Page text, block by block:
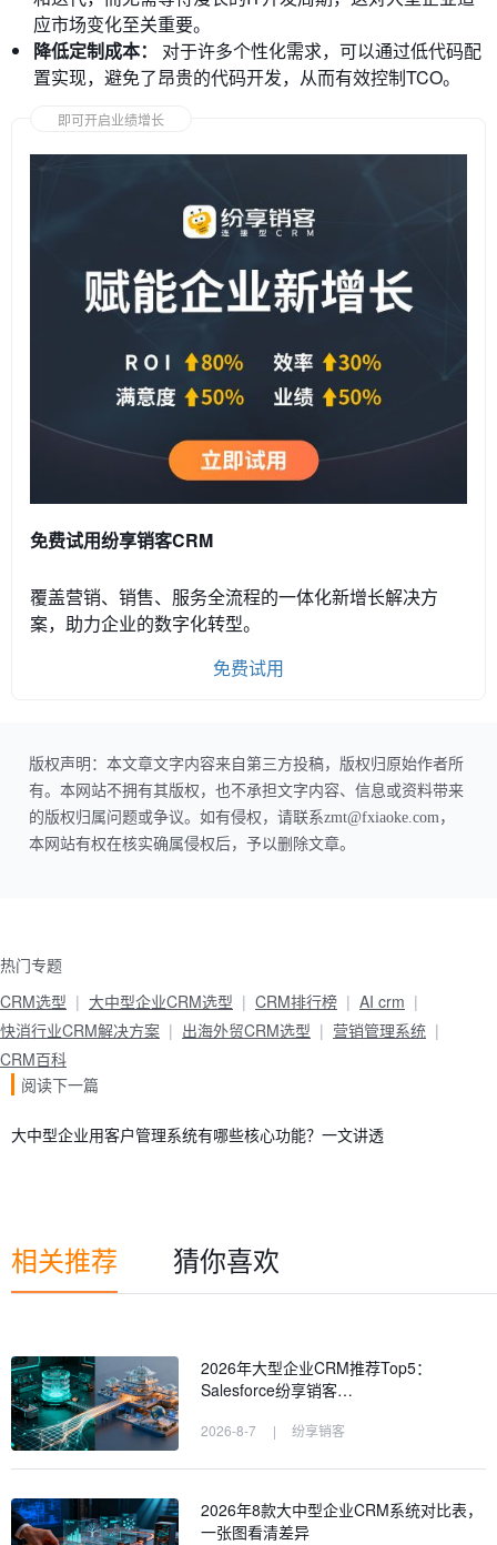
应市场变化至关重要。
降低定制成本：
对于许多个性化需求，可以通过低代码配
置实现，避免了昂贵的代码开发，从而有效控制TCO。
即可开启业绩增长
免费试用纷享销客CRM
覆盖营销、销售、服务全流程的一体化新增长解决方
案，助力企业的数字化转型。
免费试用
版权声明：本文章文字内容来自第三方投稿，版权归原始作者所
有。本网站不拥有其版权，也不承担文字内容、信息或资料带来
的版权归属问题或争议。如有侵权，请联系zmt@fxiaoke.com，
本网站有权在核实确属侵权后，予以删除文章。
热门专题
CRM选型
大中型企业CRM选型 CRM排行榜
AI crm
快消行业CRM解决方案
出海外贸CRM选型
营销管理系统
CRM百科
阅读下一篇
大中型企业用客户管理系统有哪些核心功能？一文讲透
相关推荐 猜你喜欢
2026年大型企业CRM推荐Top5：
Salesforce纷享销客…
2026-8-7 | 纷享销客
2026年8款大中型企业CRM系统对比表，
一张图看清差异